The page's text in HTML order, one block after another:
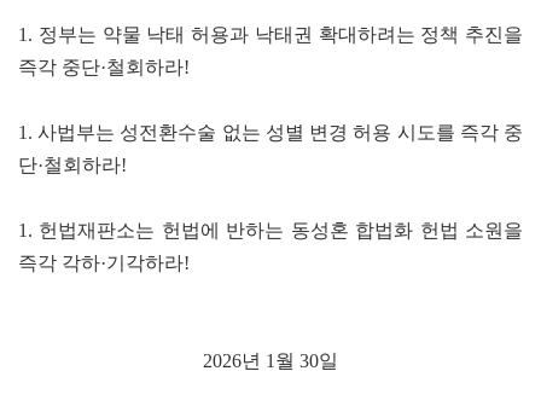
1. 정부는 약물 낙태 허용과 낙태권 확대하려는 정책 추진을
즉각 중단·철회하라!
1. 사법부는 성전환수술 없는 성별 변경 허용 시도를 즉각 중
단·철회하라!
1. 헌법재판소는 헌법에 반하는 동성혼 합법화 헌법 소원을
즉각 각하·기각하라!
2026년 1월 30일